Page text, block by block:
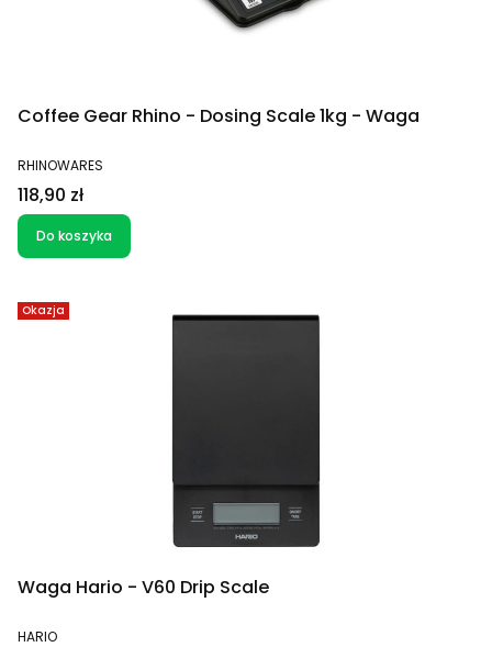
Coffee Gear Rhino - Dosing Scale 1kg - Waga
PRODUCENT
RHINOWARES
Cena
118,90 zł
Do koszyka
Okazja
Waga Hario - V60 Drip Scale
PRODUCENT
HARIO